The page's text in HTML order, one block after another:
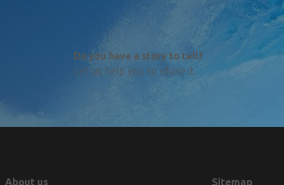
Do you have a story to tell?
Let us help you to share it.
About us Sitemap